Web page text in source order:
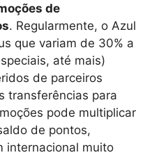
de
. Regularmente, o Azul
que variam de 30% a
até mais)
de parceiros
transferências para
pode multiplicar
de pontos,
internacional muito